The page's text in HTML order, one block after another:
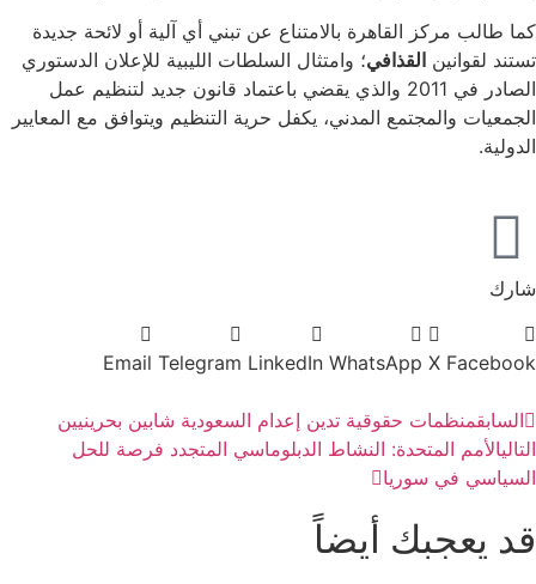
كما طالب مركز القاهرة بالامتناع عن تبني أي آلية أو لائحة جديدة
تستند لقوانين القذافي؛ وامتثال السلطات الليبية للإعلان الدستوري
الصادر في 2011 والذي يقضي باعتماد قانون جديد لتنظيم عمل
الجمعيات والمجتمع المدني، يكفل حرية التنظيم ويتوافق مع المعايير
الدولية.
شارك
Facebook
X
WhatsApp
LinkedIn
Telegram
Email
السابقمنظمات حقوقية تدين إعدام السعودية شابين بحرينيين
التاليالأمم المتحدة: النشاط الدبلوماسي المتجدد فرصة للحل
السياسي في سوريا
قد يعجبك أيضاً